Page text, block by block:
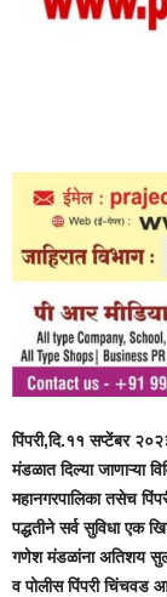
पिंपरी,दि.११ सप्टेंबर
मंडळात दिल्या जाणाऱ्या
महानगरपालिका तसेच
पद्धतीने सर्व सुविधा एक
गणेश मंडळांना अतिशय
व पोलीस पिंपरी चिंचवड